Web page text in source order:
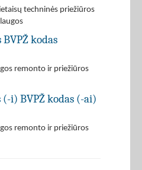
techninės priežiūros
kodas
remonto ir priežiūros
(-i) BVPŽ kodas (-ai)
remonto ir priežiūros